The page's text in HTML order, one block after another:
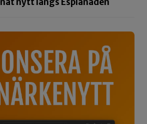
nytt längs Esplanaden